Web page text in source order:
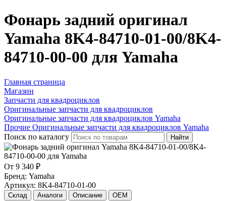
Фонарь задний оригинал
Yamaha 8K4-84710-01-00/8K4-
84710-00-00 для Yamaha
Главная страница
Магазин
Запчасти для квадроциклов
Оригинальные запчасти для квадроциклов
Оригинальные запчасти для квадроциклов Yamaha
Прочие Оригинальные запчасти для квадроциклов Yamaha
Поиск по каталогу
Найти
От 9 340 ₽
Бренд: Yamaha
Артикул: 8K4-84710-01-00
Склад Аналоги Описание OEM